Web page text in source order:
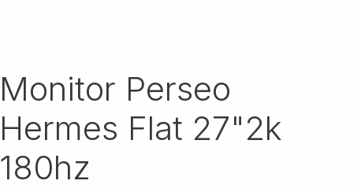
Monitor Perseo
Hermes Flat 27"2k
180hz